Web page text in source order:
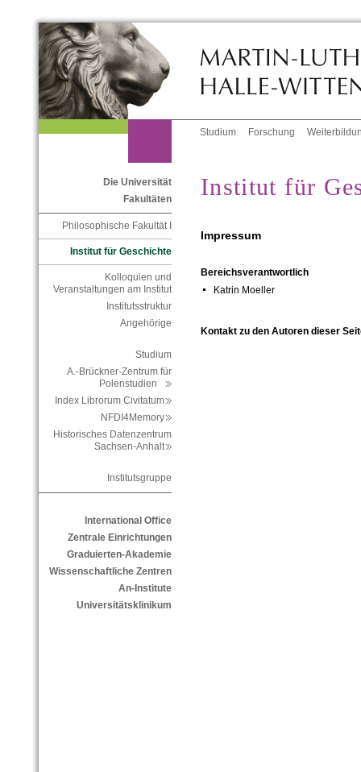
Studium Forschung
Die Universität
Fakultäten
Philosophische Fakultät I
Institut für Geschichte
Kolloquien und
Veranstaltungen am Institut
Institutsstruktur
Angehörige
Studium
A.-Brückner-Zentrum für
Polenstudien
Index Librorum Civitatum
NFDI4Memory
Historisches Datenzentrum
Sachsen-Anhalt
Institutsgruppe
International Office
Zentrale Einrichtungen
Graduierten-Akademie
Wissenschaftliche Zentren
An-Institute
Universitätsklinikum
Institut für
Impressum
Bereichsverantwortlich
Katrin Moeller
Kontakt zu den Autoren dieser